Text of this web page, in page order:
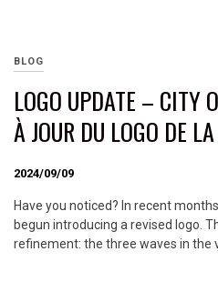
BLOG
LOGO UPDATE – CITY
À JOUR DU LOGO DE
2024/09/09
Have you noticed? In recent
begun introducing a revised logo.
refinement: the three waves in the